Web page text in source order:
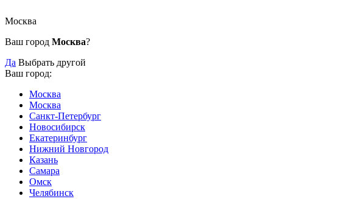
Москва
Ваш город Москва?
Да Выбрать другой
Ваш город:
Москва
Москва
Санкт-Петербург
Новосибирск
Екатеринбург
Нижний Новгород
Казань
Самара
Омск
Челябинск